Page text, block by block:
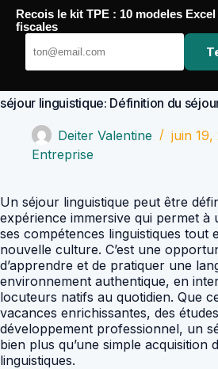
Passer
contenu
Comptabilité Job
séjour linguistique: Définition du
Deiter Valentine
juin 19,
Entreprise
Un séjour linguistique peut être
expérience immersive qui permet à
ses compétences linguistiques tout
nouvelle culture. C’est une
d’apprendre et de pratiquer une
environnement authentique, en
locuteurs natifs au quotidien. Que
vacances enrichissantes, des
développement professionnel, un
bien plus qu’une simple acquisition
linguistiques.
Recois le kit TPE : 10 modeles
fiscales